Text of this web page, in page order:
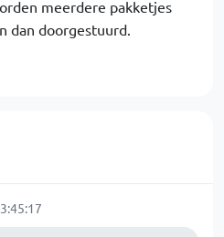
meerdere pakketjes
dan doorgestuurd.